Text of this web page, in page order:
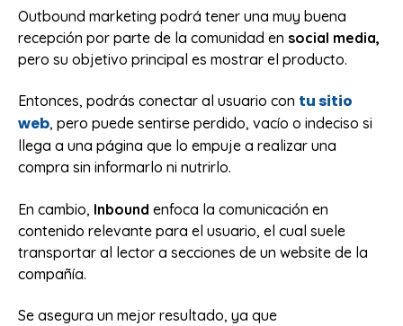
Outbound marketing podrá tener una muy buena
recepción por parte de la comunidad en social media,
pero su objetivo principal es mostrar el producto.
Entonces, podrás conectar al usuario con tu sitio
web, pero puede sentirse perdido, vacío o indeciso si
llega a una página que lo empuje a realizar una
compra sin informarlo ni nutrirlo.
En cambio, Inbound enfoca la comunicación en
contenido relevante para el usuario, el cual suele
transportar al lector a secciones de un website de la
compañía.
Se asegura un mejor resultado, ya que